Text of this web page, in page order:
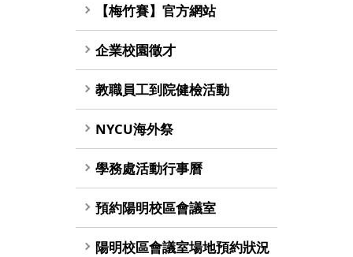
【梅竹賽】官方網站
企業校園徵才
教職員工到院健檢活動
NYCU海外祭
學務處活動行事曆
預約陽明校區會議室
陽明校區會議室場地預約狀況